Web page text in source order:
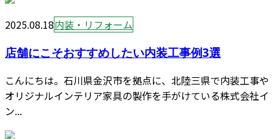
2025.08.18内装・リフォーム
店舗にこそおすすめしたい内装工事例3選
こんにちは。石川県金沢市を拠点に、北陸三県で内装工事や
オリジナルインテリア家具の製作を手がけている株式会社イ
ン...